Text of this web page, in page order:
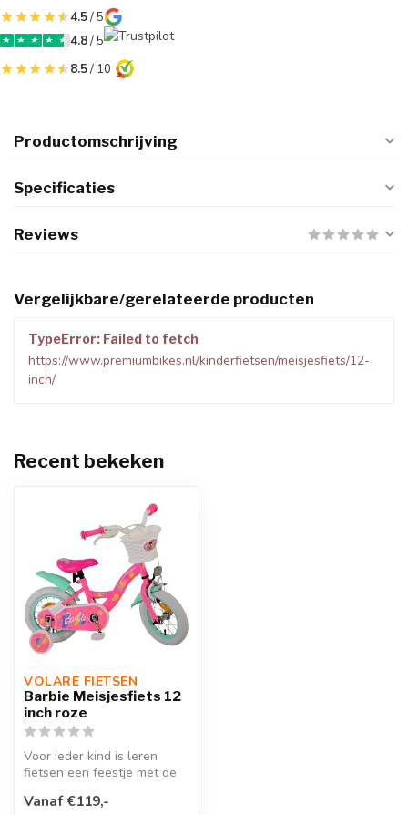
4.5/ 5
4.8/ 5
8.5/ 10
Productomschrijving
Specificaties
Reviews
Vergelijkbare/gerelateerde producten
TypeError: Failed to fetch
https://www.premiumbikes.nl/kinderfietsen/meisjesfiets/12-
inch/
Recent bekeken
VOLARE FIETSEN
Barbie Meisjesfiets 12
inch roze
Voor ieder kind is leren
fietsen een feestje met de
kinderfiets!V...
Vanaf €119,-